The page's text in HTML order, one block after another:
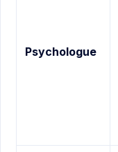
Psychologue